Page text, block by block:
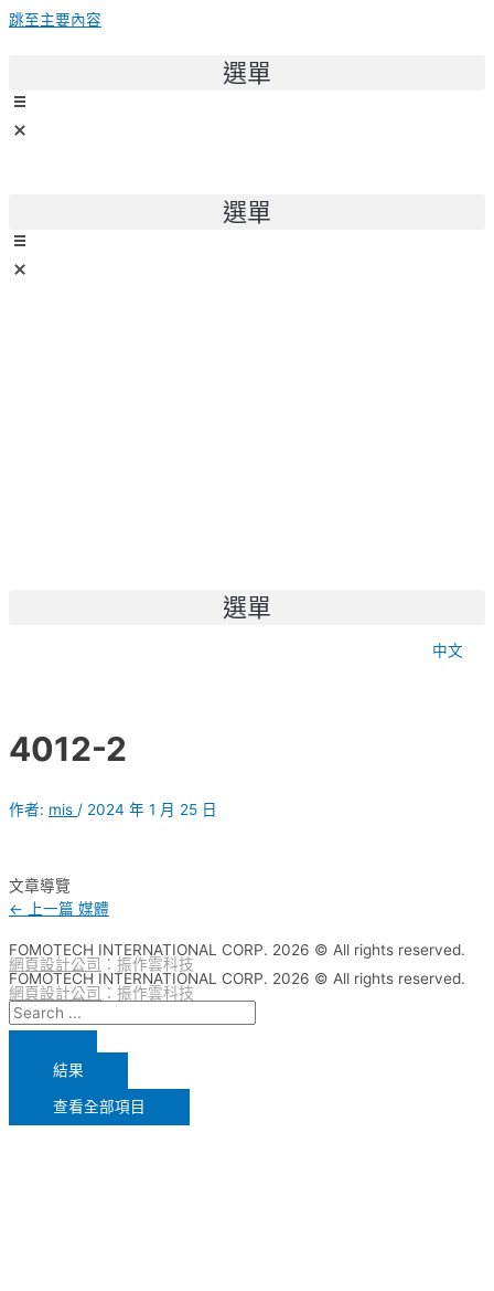
跳至主要內容
選單
選單
選單
中文
4012-2
作者: mis / 2024 年 1 月 25 日
文章導覽
← 上一篇 媒體
FOMOTECH INTERNATIONAL CORP. 2026 © All rights reserved.
網頁設計公司 ：振作雲科技
FOMOTECH INTERNATIONAL CORP. 2026 © All rights reserved.
網頁設計公司 ：振作雲科技
結果
查看全部項目